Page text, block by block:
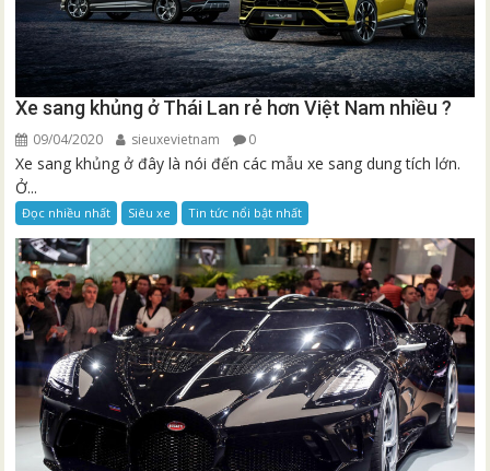
Xe sang khủng ở Thái Lan rẻ hơn Việt Nam nhiều ?
09/04/2020 sieuxevietnam 0
Xe sang khủng ở đây là nói đến các mẫu xe sang dung tích lớn.
Ở...
Đọc nhiều nhất Siêu xe Tin tức nổi bật nhất